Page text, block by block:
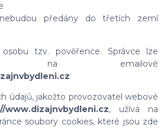
předány do třetích zemí
tzv. pověřence. Správce lze
na emailové
údajů, jakožto provozovatel webové
www.dizajnvbydleni.cz, užívá na
soubory cookies, které jsou zde